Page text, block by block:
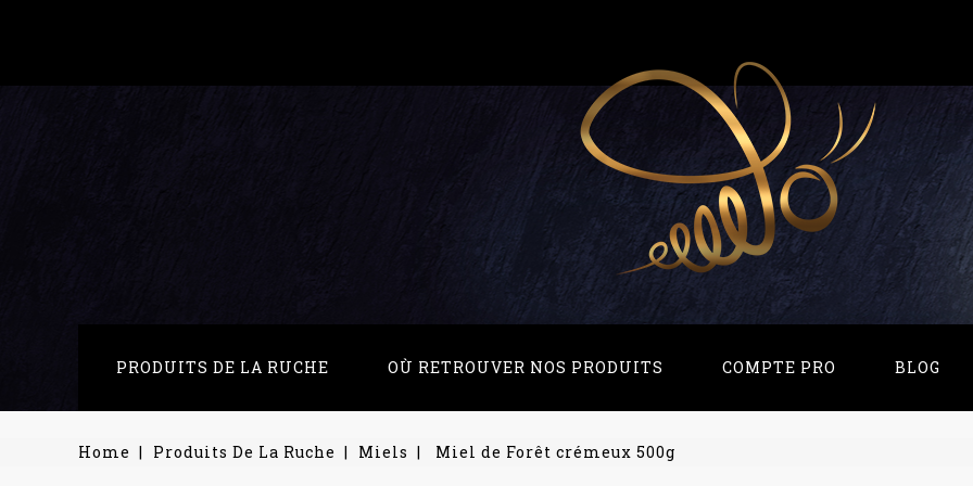
PRODUITS DE LA RUCHE OÙ RETROUVER NOS PRODUITS COMPTE PRO BLOG
Home Produits De La Ruche Miels Miel de Forêt crémeux 500g